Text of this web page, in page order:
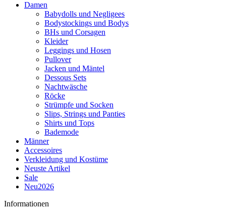
Damen
Babydolls und Negligees
Bodystockings und Bodys
BHs und Corsagen
Kleider
Leggings und Hosen
Pullover
Jacken und Mäntel
Dessous Sets
Nachtwäsche
Röcke
Strümpfe und Socken
Slips, Strings und Panties
Shirts und Tops
Bademode
Männer
Accessoires
Verkleidung und Kostüme
Neuste Artikel
Sale
Neu2026
Informationen